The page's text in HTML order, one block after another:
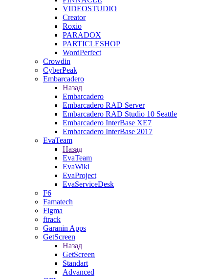
VIDEOSTUDIO
Creator
Roxio
PARADOX
PARTICLESHOP
WordPerfect
Crowdin
CyberPeak
Embarcadero
Назад
Embarcadero
Embarcadero RAD Server
Embarcadero RAD Studio 10 Seattle
Embarcadero InterBase XE7
Embarcadero InterBase 2017
EvaTeam
Назад
EvaTeam
EvaWiki
EvaProject
EvaServiceDesk
F6
Famatech
Figma
ftrack
Garanin Apps
GetScreen
Назад
GetScreen
Standart
Advanced